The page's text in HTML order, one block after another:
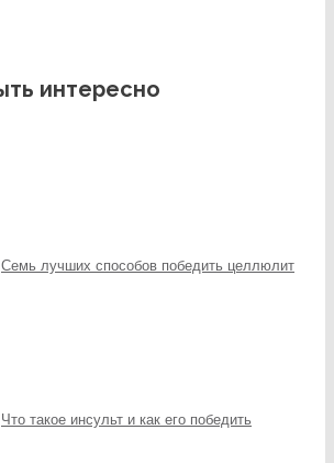
интересно
Семь лучших способов победить целлюлит
Что такое инсульт и как его победить